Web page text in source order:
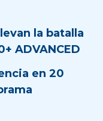
la batalla
ADVANCED
en 20